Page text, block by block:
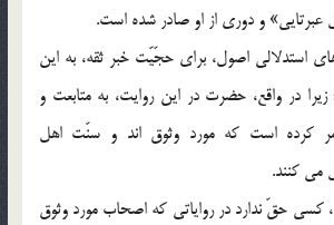
عبرتايى» و دورى از او صادر شده است.
استدلالى اصول، براى حجّيّت خبر ثقه، به اين
در واقع، حضرت در اين روايت، به متابعت و
كرده است كه مورد وثوق اند و سنّت اهل
مى كنند.
حقّ ندارد در رواياتى كه اصحاب مورد وثوق